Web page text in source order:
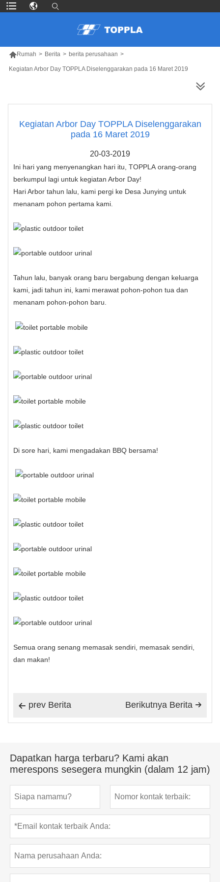
Rumah > Berita > berita perusahaan >
Kegiatan Arbor Day TOPPLA Diselenggarakan pada 16 Maret 2019
Kegiatan Arbor Day TOPPLA Diselenggarakan
pada 16 Maret 2019
20-03-2019
Ini hari yang menyenangkan hari itu, TOPPLA orang-orang
berkumpul lagi untuk kegiatan Arbor Day!
Hari Arbor tahun lalu, kami pergi ke Desa Junying untuk
menanam pohon pertama kami.
Tahun lalu, banyak orang baru bergabung dengan keluarga
kami, jadi tahun ini, kami merawat pohon-pohon tua dan
menanam pohon-pohon baru.
Di sore hari, kami mengadakan BBQ bersama!
Semua orang senang memasak sendiri, memasak sendiri,
dan makan!
 prev Berita 
Berikutnya Berita
Dapatkan harga terbaru? Kami akan
merespons sesegera mungkin (dalam 12 jam)